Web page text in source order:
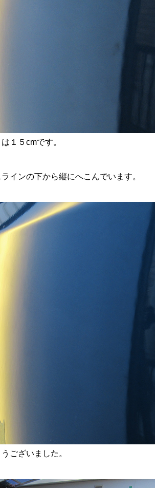
１５cmです。
インの下から縦にへこんでいます。
ございました。